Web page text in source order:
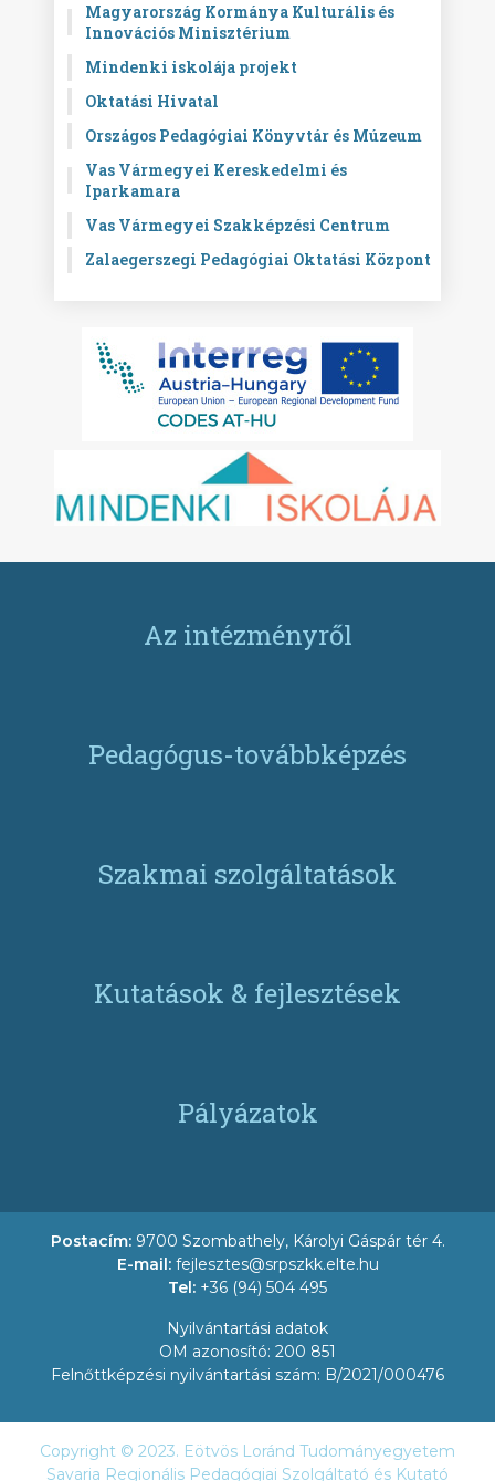
Magyarország Kormánya Kulturális és
Innovációs Minisztérium
Mindenki iskolája projekt
Oktatási Hivatal
Országos Pedagógiai Könyvtár és Múzeum
Vas Vármegyei Kereskedelmi és
Iparkamara
Vas Vármegyei Szakképzési Centrum
Zalaegerszegi Pedagógiai Oktatási Központ
Az intézményről
Pedagógus-továbbképzés
Szakmai szolgáltatások
Kutatások & fejlesztések
Pályázatok
Postacím: 9700 Szombathely, Károlyi Gáspár tér 4.
E-mail: fejlesztes@srpszkk.elte.hu
Tel: +36 (94) 504 495
Nyilvántartási adatok
OM azonosító: 200 851
Felnőttképzési nyilvántartási szám: B/2021/000476
Copyright © 2023. Eötvös Loránd Tudományegyetem
Savaria Regionális Pedagógiai Szolgáltató és Kutató